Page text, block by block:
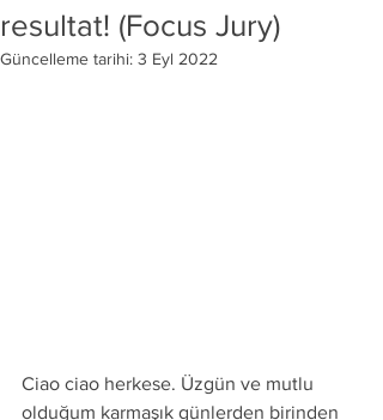
resultat! (Focus Jury)
Güncelleme tarihi: 3 Eyl 2022
Ciao ciao herkese. Üzgün ve mutlu
olduğum karmaşık günlerden birinden